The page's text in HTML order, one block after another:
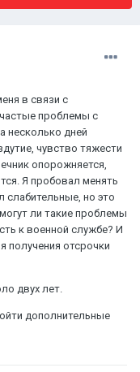
в связи с
проблемы с
несколько дней
чувство тяжести
опорожняется,
Я пробовал менять
но это
ли такие проблемы
к военной службе? И
получения отсрочки
двух лет.
дополнительные